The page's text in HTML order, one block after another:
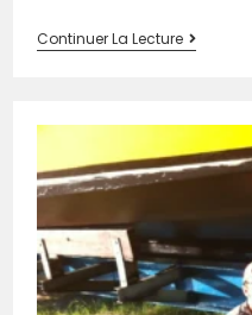
Continuer La Lecture